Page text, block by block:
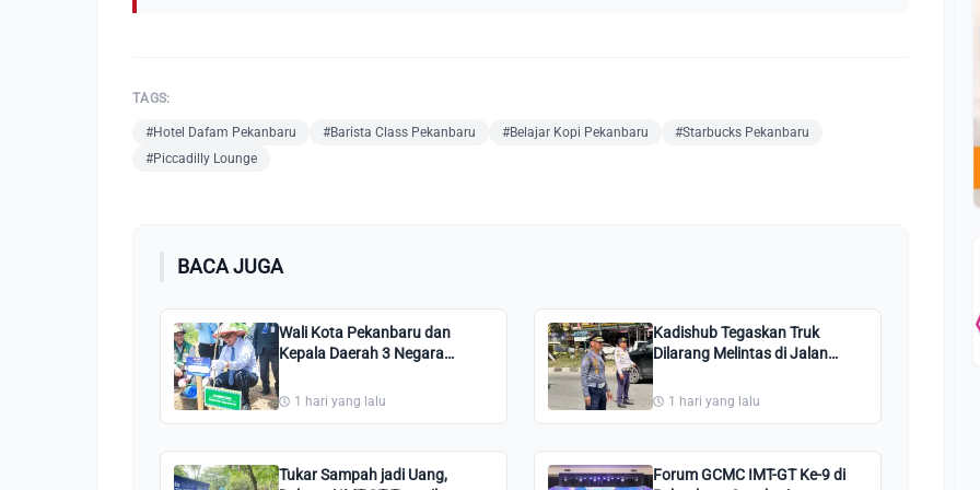
TAGS:
#Hotel Dafam Pekanbaru #Barista Class Pekanbaru #Belajar Kopi Pekanbaru
#Starbucks Pekanbaru
#Piccadilly Lounge
BACA JUGA
Wali Kota Pekanbaru dan
Kepala Daerah 3 Negara
Tenayan Raya
1 hari yang lalu
Kadishub Tegaskan Truk
Dilarang Melintas di Jalan
Perintahkan Putar Balik!
1 hari yang lalu
Tukar Sampah jadi Uang,
Forum GCMC IMT-GT Ke-9 di